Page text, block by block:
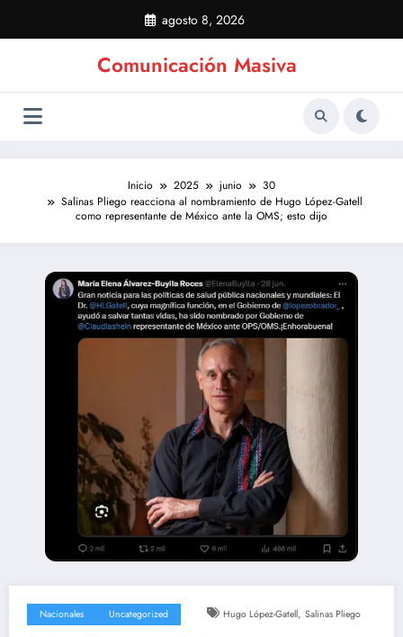
contenido
agosto 8, 2026
Comunicación Masiva
Inicio 2025 junio
30
Salinas Pliego reacciona al nombramiento de Hugo López-Gatell
como representante de México ante la OMS; esto dijo
Nacionales Uncategorized Hugo López-Gatell, Salinas Pliego